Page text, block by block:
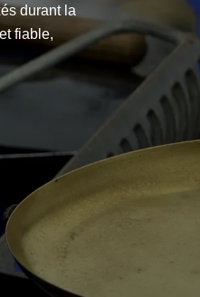
durant la
fiable,